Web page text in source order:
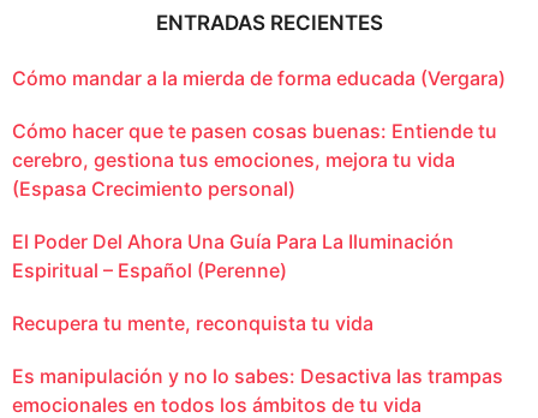
ENTRADAS RECIENTES
Cómo mandar a la mierda de forma educada (Vergara)
Cómo hacer que te pasen cosas buenas: Entiende tu
cerebro, gestiona tus emociones, mejora tu vida
(Espasa Crecimiento personal)
El Poder Del Ahora Una Guía Para La Iluminación
Espiritual – Español (Perenne)
Recupera tu mente, reconquista tu vida
Es manipulación y no lo sabes: Desactiva las trampas
emocionales en todos los ámbitos de tu vida